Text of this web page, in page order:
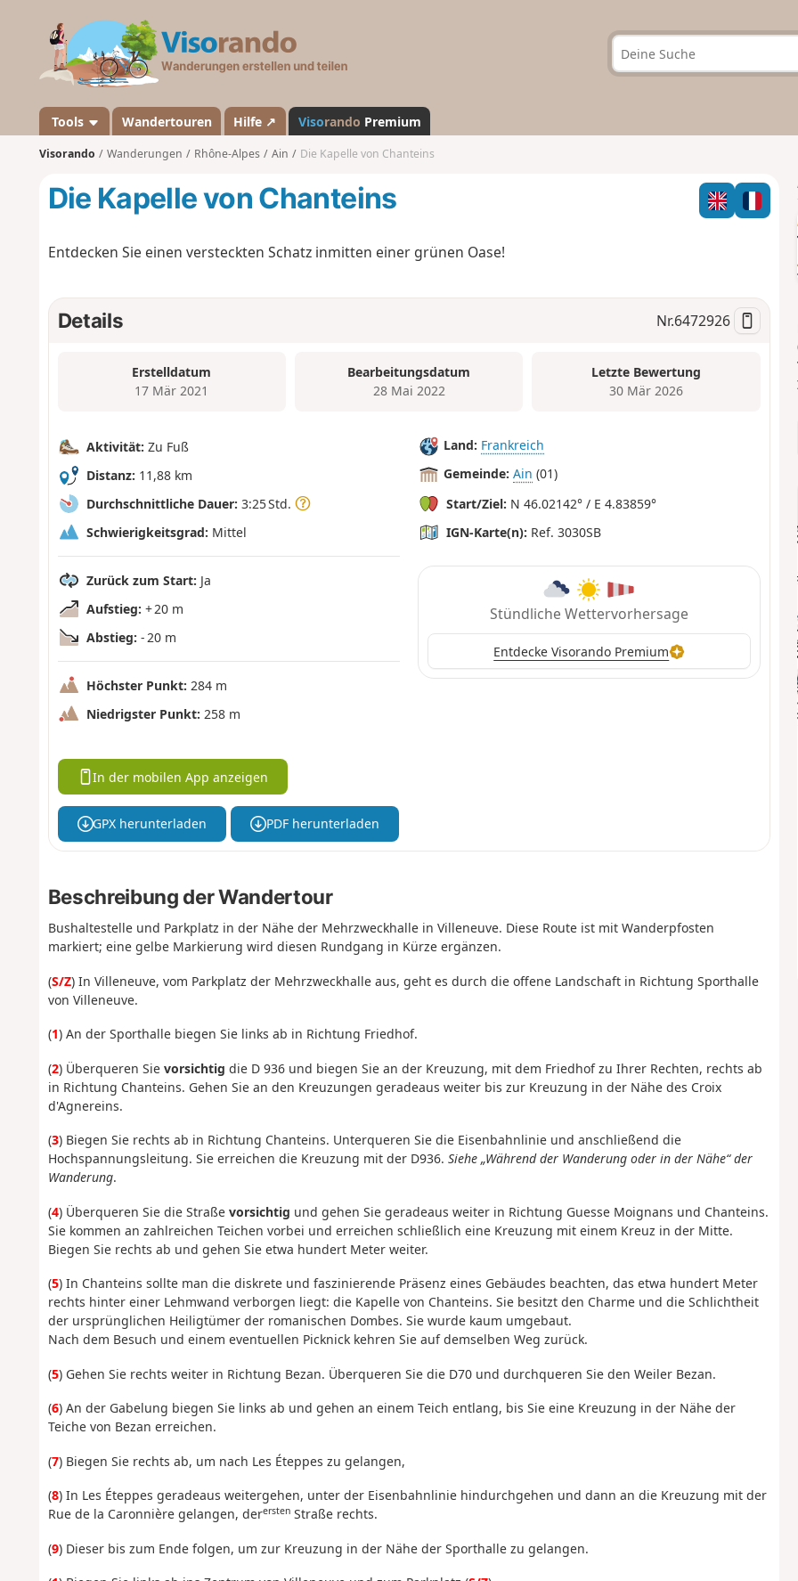
a
n
d
Tools Wandertouren Hilfe ↗ Visorando Premium
Visorando Wanderungen Rhône-Alpes Ain Die Kapelle von Chanteins
Die Kapelle von Chanteins
Entdecken Sie einen versteckten Schatz inmitten einer grünen Oase!
Details Nr.6472926
Erstelldatum
17 Mär 2021
Bearbeitungsdatum
28 Mai 2022
Letzte Bewertung
30 Mär 2026
Aktivität: Zu Fuß
Distanz: 11,88 km
Durchschnittliche Dauer: 3:25 Std.
Schwierigkeitsgrad: Mittel
Zurück zum Start: Ja
Aufstieg: + 20 m
Abstieg: - 20 m
Höchster Punkt: 284 m
Niedrigster Punkt: 258 m
Land: Frankreich
Gemeinde: Ain (01)
Start/Ziel: N 46.02142° / E 4.83859°
IGN-Karte(n): Ref. 3030SB
Stündliche Wettervorhersage
Entdecke Visorando Premium
In der mobilen App anzeigen
GPX herunterladen PDF herunterladen
Beschreibung der Wandertour
Bushaltestelle und Parkplatz in der Nähe der Mehrzweckhalle in Villeneuve. Diese Route ist mit Wanderpfosten
markiert; eine gelbe Markierung wird diesen Rundgang in Kürze ergänzen.
(S/Z) In Villeneuve, vom Parkplatz der Mehrzweckhalle aus, geht es durch die offene Landschaft in Richtung Sporthalle
von Villeneuve.
(1) An der Sporthalle biegen Sie links ab in Richtung Friedhof.
(2) Überqueren Sie vorsichtig die D 936 und biegen Sie an der Kreuzung, mit dem Friedhof zu Ihrer Rechten, rechts ab
in Richtung Chanteins. Gehen Sie an den Kreuzungen geradeaus weiter bis zur Kreuzung in der Nähe des Croix
d'Agnereins.
(3) Biegen Sie rechts ab in Richtung Chanteins. Unterqueren Sie die Eisenbahnlinie und anschließend die
Hochspannungsleitung. Sie erreichen die Kreuzung mit der D936. Siehe „Während der Wanderung oder in der Nähe“ der
Wanderung.
(4) Überqueren Sie die Straße vorsichtig und gehen Sie geradeaus weiter in Richtung Guesse Moignans und Chanteins.
Sie kommen an zahlreichen Teichen vorbei und erreichen schließlich eine Kreuzung mit einem Kreuz in der Mitte.
Biegen Sie rechts ab und gehen Sie etwa hundert Meter weiter.
(5) In Chanteins sollte man die diskrete und faszinierende Präsenz eines Gebäudes beachten, das etwa hundert Meter
rechts hinter einer Lehmwand verborgen liegt: die Kapelle von Chanteins. Sie besitzt den Charme und die Schlichtheit
der ursprünglichen Heiligtümer der romanischen Dombes. Sie wurde kaum umgebaut.
Nach dem Besuch und einem eventuellen Picknick kehren Sie auf demselben Weg zurück.
(5) Gehen Sie rechts weiter in Richtung Bezan. Überqueren Sie die D70 und durchqueren Sie den Weiler Bezan.
(6) An der Gabelung biegen Sie links ab und gehen an einem Teich entlang, bis Sie eine Kreuzung in der Nähe der
Teiche von Bezan erreichen.
(7) Biegen Sie rechts ab, um nach Les Éteppes zu gelangen,
(8) In Les Éteppes geradeaus weitergehen, unter der Eisenbahnlinie hindurchgehen und dann an die Kreuzung mit der
Rue de la Caronnière gelangen, dererstenStraße rechts.
(9) Dieser bis zum Ende folgen, um zur Kreuzung in der Nähe der Sporthalle zu gelangen.